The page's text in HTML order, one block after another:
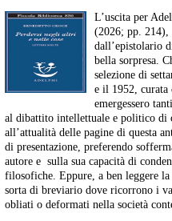
L’uscita per
(2026; pp. 214),
dall’epistolario
bella sorpresa.
selezione di
e il 1952, curata
emergessero
al dibattito intellettuale e politico di
all’attualità delle pagine di questa
di presentazione, preferendo
autore e sulla sua capacità di
filosofiche. Eppure, a ben leggere la
sorta di breviario dove ricorrono i
obliati o deformati nella società